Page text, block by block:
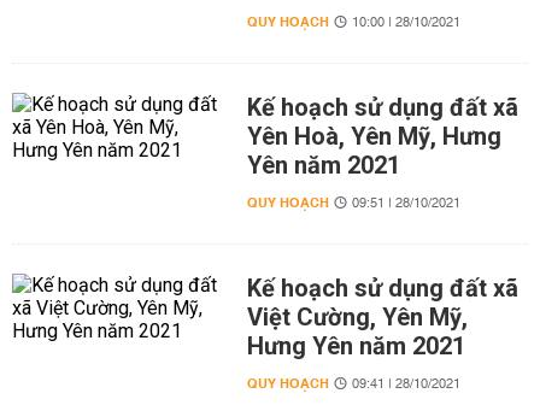
QUY HOẠCH 10:00 | 28/10/2021
Kế hoạch sử dụng đất xã
Yên Hoà, Yên Mỹ, Hưng
Yên năm 2021
QUY HOẠCH 09:51 | 28/10/2021
Kế hoạch sử dụng đất xã
Việt Cường, Yên Mỹ,
Hưng Yên năm 2021
QUY HOẠCH 09:41 | 28/10/2021